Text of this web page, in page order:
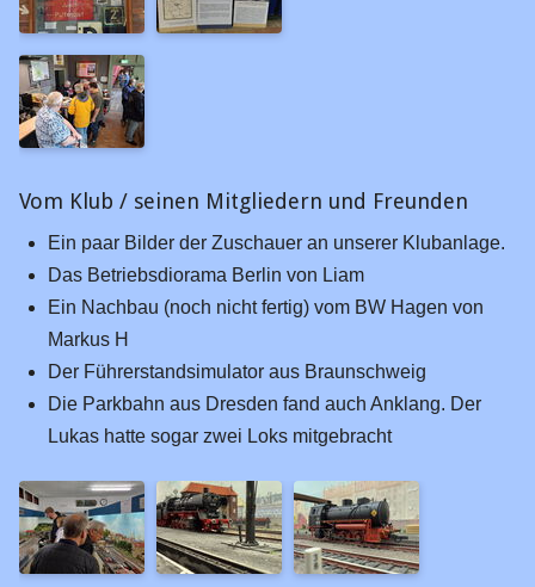
Modulausstellung 2025
Planungen Kerpen 2026
Fahrten
2025
2024
2022
2019
2017
2016
2015
2014
2013
2012
Vom Klub / seinen Mitgliedern und Freunden
Ein paar Bilder der Zuschauer an unserer Klubanlage.
Das Betriebsdiorama Berlin von Liam
Ein Nachbau (noch nicht fertig) vom BW Hagen von
Markus H
Der Führerstandsimulator aus Braunschweig
Die Parkbahn aus Dresden fand auch Anklang. Der
Lukas hatte sogar zwei Loks mitgebracht